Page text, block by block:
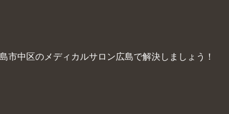
市中区のメディカルサロン広島で解決しましょう！